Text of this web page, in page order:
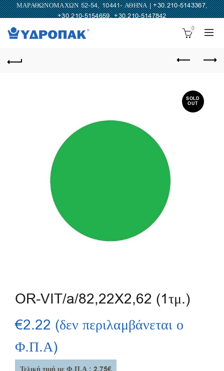
ΜΑΡΑΘΩΝΟΜΑΧΩΝ 52-54, 10441- ΑΘΗΝΑ |+30.210-5143367,
+30.210-5154659,+30.210-5147842
0
SOLD
OUT
OR-VIT/a/82,22X2,62 (1τμ.)
€2.22 (δεν περιλαμβάνεται ο
Φ.Π.Α)